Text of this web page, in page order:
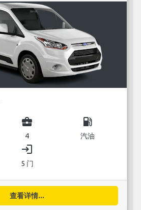
business_center
4
local_gas_station
汽油
login
5 门
查看详情...